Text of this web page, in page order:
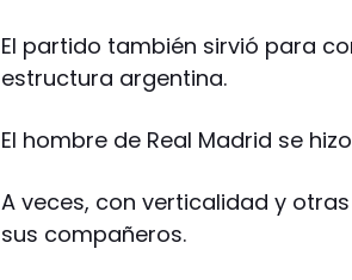
El partido también sirvió para
estructura argentina.
El hombre de Real Madrid se
A veces, con verticalidad y
sus compañeros.